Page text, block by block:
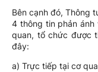
Bên cạnh đó, Thông
4 thông tin phản
quan, tổ chức được
đây:
a) Trực tiếp tại cơ